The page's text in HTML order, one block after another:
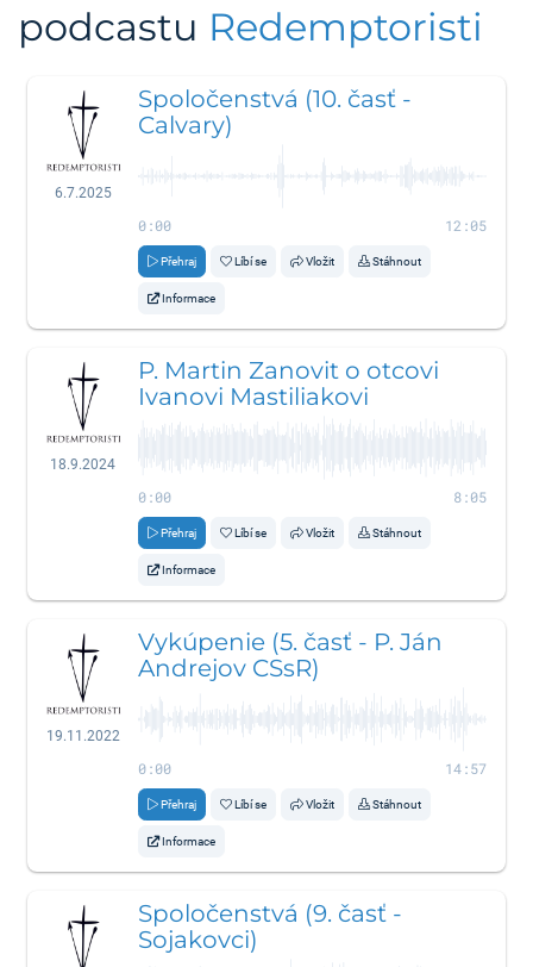
podcastu Redemptoristi
6.7.2025
Spoločenstvá (10. časť -
Calvary)
0:00 12:05
Přehraj Líbí se Vložit Stáhnout
Informace
18.9.2024
P. Martin Zanovit o otcovi
Ivanovi Mastiliakovi
0:00 8:05
Přehraj Líbí se Vložit Stáhnout
Informace
19.11.2022
Vykúpenie (5. časť - P. Ján
Andrejov CSsR)
0:00 14:57
Přehraj Líbí se Vložit Stáhnout
Informace
Spoločenstvá (9. časť -
Sojakovci)